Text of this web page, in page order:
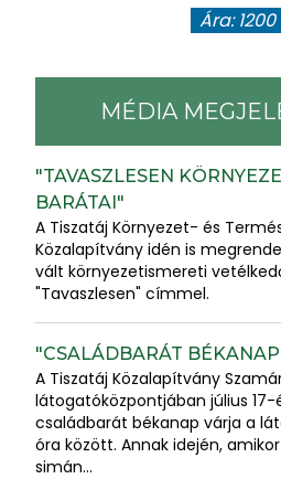
Ára: 1200
MÉDIA
"TAVASZLESEN
BARÁTAI"
A Tiszatáj Környezet- és
Közalapítvány idén is
vált környezetismereti
"Tavaszlesen" címmel.
"CSALÁDBARÁT
A Tiszatáj Közalapítvány
látogatóközpontjában július 17-
családbarát békanap várja a
óra között. Annak idején,
simán...